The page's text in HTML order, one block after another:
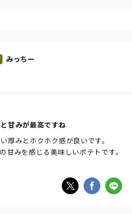
みっちー
甘みが最高ですね
厚みとホクホク感が良いです。
甘みを感じる美味しいポテトです。